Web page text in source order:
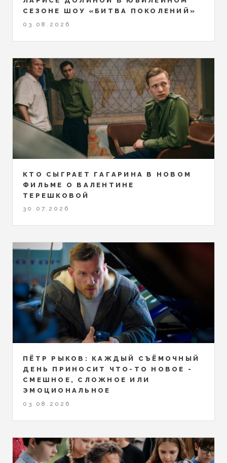
СЕЗОНЕ ШОУ «БИТВА ПОКОЛЕНИЙ»
03.08.2026
КТО СЫГРАЕТ ГАГАРИНА В НОВОМ
ФИЛЬМЕ О ВАЛЕНТИНЕ
ТЕРЕШКОВОЙ
30.07.2026
ПЁТР РЫКОВ: КАЖДЫЙ СЪЁМОЧНЫЙ
ДЕНЬ ПРИНОСИТ ЧТО-ТО НОВОЕ -
СМЕШНОЕ, СЛОЖНОЕ ИЛИ
ЭМОЦИОНАЛЬНОЕ
03.08.2026